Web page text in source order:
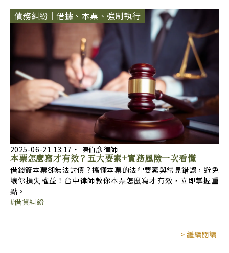
債務糾紛｜借據、本票、強制執行
2025-06-21 13:17 ‧ 陳伯彥律師
本票怎麼寫才有效？五大要素+實務風險一次看懂
借錢簽本票卻無法討債？搞懂本票的法律要素與常見錯誤，避免
讓你損失權益！台中律師教你本票怎麼寫才有效，立即掌握重
點。
借貸糾紛
> 繼續閱讀
P
a
e
P
a
P
a
P
a